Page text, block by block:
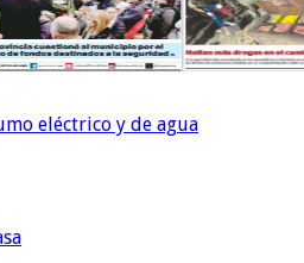
eléctrico y de agua